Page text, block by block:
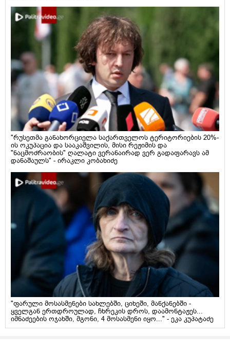
"რუსეთმა განახორციელა საქართველოს ტერიტორიების 20%-
ის ოკუპაცია და სააკაშვილის, მისი რეჟიმის და
"ნაცმოძრაობის" ღალატი ვერანაირად ვერ გადაფარავს ამ
დანაშაულს" - ირაკლი კობახიძე
"ფარული მოსასმენები სახლებში, ციხეში, მანქანებში -
ყველგან ერთდროულად, ჩხრეკის დროს, დაამონტაჟეს...
იმნაძეების ოჯახში, მგონი, 4 მოსასმენი იყო..." - ეკა კუპატაძე